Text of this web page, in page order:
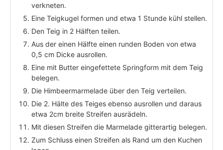
verkneten.
Eine Teigkugel formen und etwa 1 Stunde kühl stellen.
Den Teig in 2 Hälften teilen.
Aus der einen Hälfte einen runden Boden von etwa
0,5 cm Dicke ausrollen.
Eine mit Butter eingefettete Springform mit dem Teig
belegen.
Die Himbeermarmelade über den Teig verteilen.
Die 2. Hälte des Teiges ebenso ausrollen und daraus
etwa 2cm breite Streifen ausrädeln.
Mit diesen Streifen die Marmelade gitterartig belegen.
Zum Schluss einen Streifen als Rand um den Kuchen